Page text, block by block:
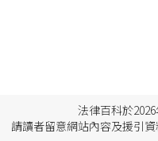
法律百科於
請讀者留意網站內容及援引